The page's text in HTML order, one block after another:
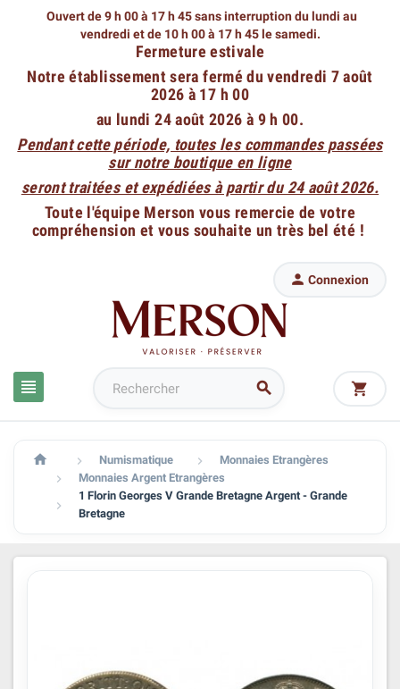
Ouvert de 9 h 00 à 17 h 45 sans interruption du lundi au
vendredi et de 10 h 00 à 17 h 45 le samedi.
Fermeture estivale
Notre établissement sera fermé du vendredi 7 août
2026 à 17 h 00
au lundi 24 août 2026 à 9 h 00.
Pendant cette période, toutes les commandes passées
sur notre boutique en ligne
seront traitées et expédiées à partir du 24 août 2026.
Toute l'équipe Merson vous remercie de votre
compréhension et vous souhaite un très bel été !
 
 Connexion

  Numismatique  Monnaies Etrangères
 Monnaies Argent Etrangères

1 Florin Georges V Grande Bretagne Argent - Grande
Bretagne